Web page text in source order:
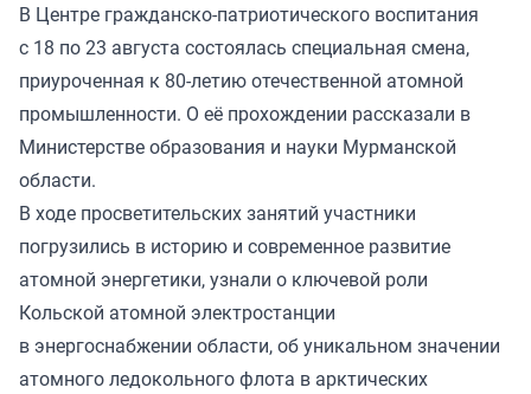
В Центре гражданско-патриотического воспитания
с 18 по 23 августа состоялась специальная смена,
приуроченная к 80-летию отечественной атомной
промышленности. О её прохождении рассказали в
Министерстве образования и науки Мурманской
области.
В ходе просветительских занятий участники
погрузились в историю и современное развитие
атомной энергетики, узнали о ключевой роли
Кольской атомной электростанции
в энергоснабжении области, об уникальном значении
атомного ледокольного флота в арктических